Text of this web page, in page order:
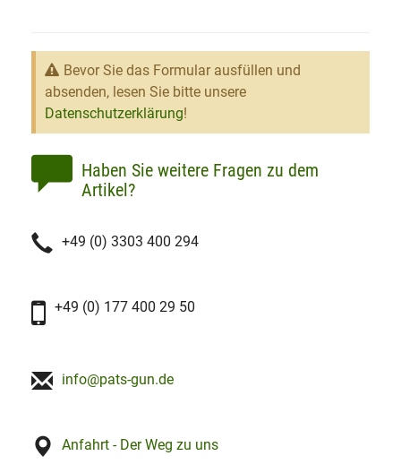
Bevor Sie das Formular ausfüllen und
absenden, lesen Sie bitte unsere
Datenschutzerklärung!
Haben Sie weitere Fragen zu dem
Artikel?
+49 (0) 3303 400 294
+49 (0) 177 400 29 50
info@pats-gun.de
Anfahrt - Der Weg zu uns